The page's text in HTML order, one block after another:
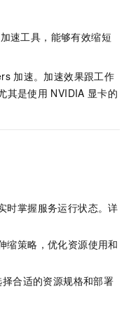
速工具，能够有效缩短
加速。加速效果跟工作
其是使用 NVIDIA 显卡的
时掌握服务运行状态。详
缩策略，优化资源使用和
合适的资源规格和部署